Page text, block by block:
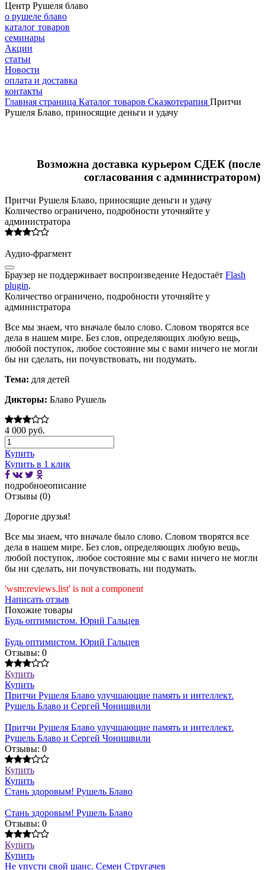
Центр Рушеля блаво
о рушеле блаво
каталог товаров
семинары
Акции
статьи
Новости
оплата и доставка
контакты
Главная страница Каталог товаров Сказкотерапия Притчи
Рушеля Блаво, приносящие деньги и удачу
Возможна доставка курьером СДЕК (после
согласования с администратором)
Притчи Рушеля Блаво, приносящие деньги и удачу
Количество ограничено, подробности уточняйте у
администратора
Аудио-фрагмент
Браузер не поддерживает воспроизведение Недостаёт Flash
plugin.
Количество ограничено, подробности уточняйте у
администратора
Все мы знаем, что вначале было слово. Словом творятся все
дела в нашем мире. Без слов, определяющих любую вещь,
любой поступок, любое состояние мы с вами ничего не могли
бы ни сделать, ни почувствовать, ни подумать.
Тема: для детей
Дикторы: Блаво Рушель
4 000 руб.
Купить
Купить в 1 клик
подробноеописание
Отзывы (0)
Дорогие друзья!
Все мы знаем, что вначале было слово. Словом творятся все
дела в нашем мире. Без слов, определяющих любую вещь,
любой поступок, любое состояние мы с вами ничего не могли
бы ни сделать, ни почувствовать, ни подумать.
'wsm:reviews.list' is not a component
Написать отзыв
Похожие товары
Будь оптимистом. Юрий Гальцев
Будь оптимистом. Юрий Гальцев
Отзывы: 0
Купить
Купить
Притчи Рушеля Блаво улучшающие память и интеллект.
Рушель Блаво и Сергей Чонишвили
Притчи Рушеля Блаво улучшающие память и интеллект.
Рушель Блаво и Сергей Чонишвили
Отзывы: 0
Купить
Купить
Стань здоровым! Рушель Блаво
Стань здоровым! Рушель Блаво
Отзывы: 0
Купить
Купить
Не упусти свой шанс. Семен Стругачев